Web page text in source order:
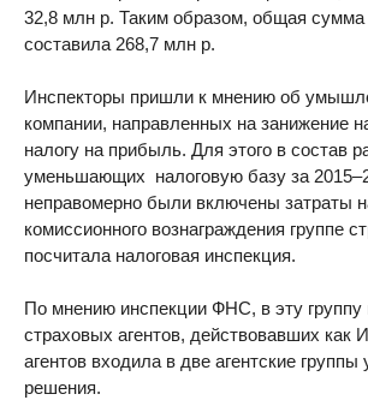
32,8 млн р. Таким образом, общая сумма
составила 268,7 млн р.
Инспекторы пришли к мнению об
компании, направленных на занижение
налогу на прибыль. Для этого в состав
уменьшающих налоговую базу за
неправомерно были включены затраты
комиссионного вознаграждения группе
посчитала налоговая инспекция.
По мнению инспекции ФНС, в эту
страховых агентов, действовавших как
агентов входила в две агентские группы
решения.